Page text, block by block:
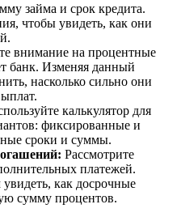
займа и срок кредита.
чтобы увидеть, как они
внимание на процентные
банк. Изменяя данный
насколько сильно они
калькулятор для
фиксированные и
сроки и суммы.
Рассмотрите
платежей.
как досрочные
сумму процентов.